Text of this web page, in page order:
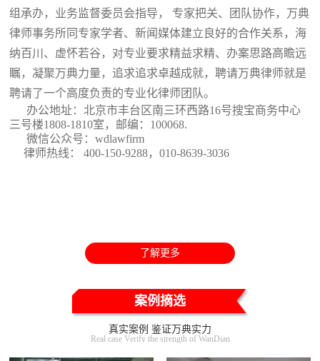
组承办，业务监督委员会指导， 专家把关、团队协作，万典
律师事务所同专家学者、新闻媒体建立良好的合作关系，海
纳百川、虚怀若谷，对专业要求精益求精、办案思路高瞻远
瞩，凝聚万典力量，追求追求卓越成就，聘请万典律师就是
聘请了一个高度负责的专业化律师团队。
办公地址：北京市丰台区南三环西路16号搜宝商务中心
三号楼1808-1810室 ，邮编：100068.
微信公众号：wdlawfirm
律师热线： 400-150-9288，010-8639-3036
了解更多
案例摘选
真实案例 鉴证万典实力
Real case Verify the strength of WanDian